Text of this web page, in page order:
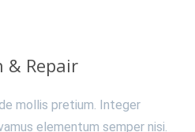
Repair
mollis pretium. Integer
elementum semper nisi.